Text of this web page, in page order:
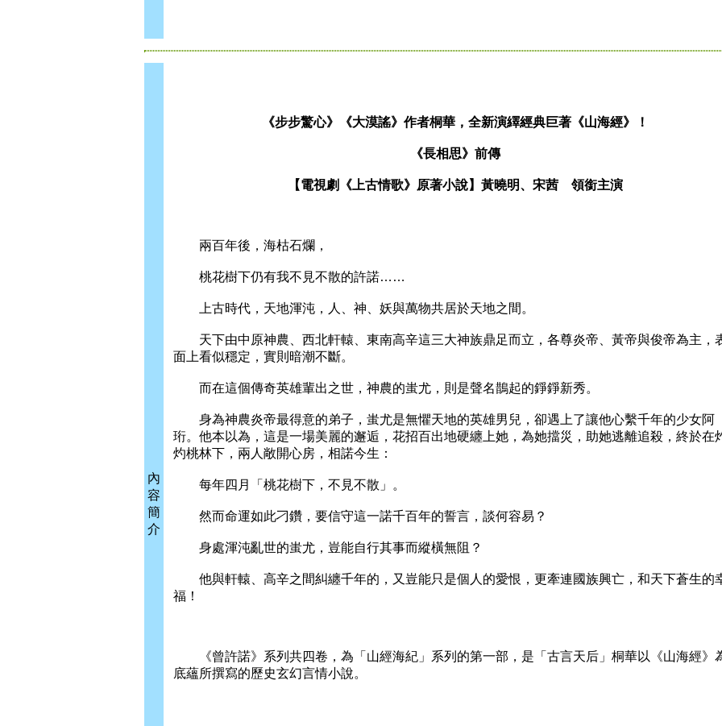
內
容
簡
介
《步步驚心》《大漠謠》作者桐華，全新演繹經典巨著《山海經》！
《長相思》前傳
【電視劇《上古情歌》原著小說】黃曉明、宋茜 領銜主演
兩百年後，海枯石爛，
桃花樹下仍有我不見不散的許諾……
上古時代，天地渾沌，人、神、妖與萬物共居於天地之間。
天下由中原神農、西北軒轅、東南高辛這三大神族鼎足而立，各尊炎帝、黃帝與俊帝為主，
面上看似穩定，實則暗潮不斷。
而在這個傳奇英雄輩出之世，神農的蚩尤，則是聲名鵲起的錚錚新秀。
身為神農炎帝最得意的弟子，蚩尤是無懼天地的英雄男兒，卻遇上了讓他心繫千年的少女阿
珩。他本以為，這是一場美麗的邂逅，花招百出地硬纏上她，為她擋災，助她逃離追殺，終於在
灼桃林下，兩人敞開心房，相諾今生：
每年四月「桃花樹下，不見不散」。
然而命運如此刁鑽，要信守這一諾千百年的誓言，談何容易？
身處渾沌亂世的蚩尤，豈能自行其事而縱橫無阻？
他與軒轅、高辛之間糾纏千年的，又豈能只是個人的愛恨，更牽連國族興亡，和天下蒼生的
福！
《曾許諾》系列共四卷，為「山經海紀」系列的第一部，是「古言天后」桐華以《山海經》
底蘊所撰寫的歷史玄幻言情小說。